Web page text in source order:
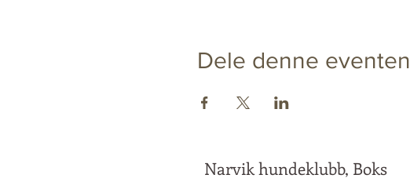
Dele denne eventen
Narvik hundeklubb, Boks